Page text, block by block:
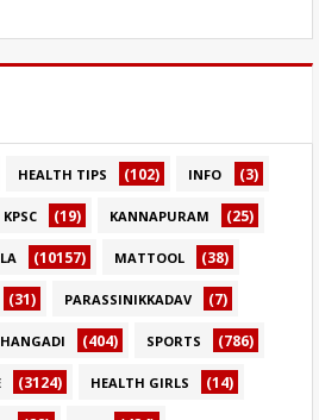
HEALTH TIPS (102) INFO (3)
KPSC (19) KANNAPURAM (25)
(10157) MATTOOL (38)
(31) PARASSINIKKADAV (7)
(404) SPORTS (786)
(3124) HEALTH GIRLS (14)